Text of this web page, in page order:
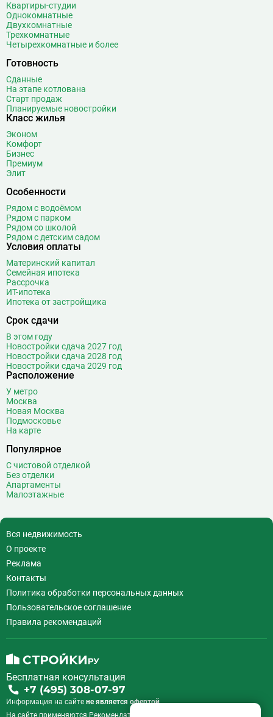
Квартиры-студии
Однокомнатные
Двухкомнатные
Трехкомнатные
Четырехкомнатные и более
Готовность
Сданные
На этапе котлована
Старт продаж
Планируемые новостройки
Класс жилья
Эконом
Комфорт
Бизнес
Премиум
Элит
Особенности
Рядом с водоёмом
Рядом с парком
Рядом со школой
Рядом с детским садом
Условия оплаты
Материнский капитал
Семейная ипотека
Рассрочка
ИТ-ипотека
Ипотека от застройщика
Срок сдачи
В этом году
Новостройки сдача 2027 год
Новостройки сдача 2028 год
Новостройки сдача 2029 год
Расположение
У метро
Москва
Новая Москва
Подмосковье
На карте
Популярное
С чистовой отделкой
Без отделки
Апартаменты
Малоэтажные
Вся недвижимость
О проекте
Реклама
Контакты
Политика обработки персональных данных
Пользовательское соглашение
Правила рекомендаций
Бесплатная консультация
+7 (495) 308-07-97
Информация на сайте не является офертой.
На сайте применяются Рекомендательные технологии